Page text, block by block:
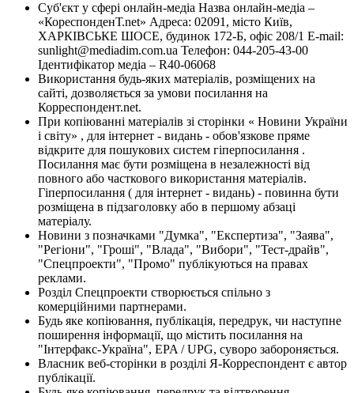
Суб'єкт у сфері онлайн-медіа Назва онлайн-медіа –
«КореспонденТ.net» Адреса: 02091, місто Київ,
ХАРКІВСЬКЕ ШОСЕ, будинок 172-Б, офіс 208/1 E-mail:
sunlight@mediadim.com.ua Телефон: 044-205-43-00
Ідентифікатор медіа – R40-06068
Використання будь-яких матеріалів, розміщених на
сайті, дозволяється за умови посилання на
Корреспондент.net.
При копіюванні матеріалів зі сторінки « Новини України
і світу» , для інтернет - видань - обов'язкове пряме
відкрите для пошукових систем гіперпосилання .
Посилання має бути розміщена в незалежності від
повного або часткового використання матеріалів.
Гіперпосилання ( для інтернет - видань) - повинна бути
розміщена в підзаголовку або в першому абзаці
матеріалу.
Новини з позначками "Думка", "Експертиза", "Заява",
"Регіони", "Гроші", "Влада", "Вибори", "Тест-драйв",
"Спецпроекти", "Промо" публікуються на правах
реклами.
Розділ Спецпроекти створюється спільно з
комерційними партнерами.
Будь яке копіювання, публікація, передрук, чи наступне
поширення інформації, що містить посилання на
"Інтерфакс-Україна", EPA / UPG, суворо забороняється.
Власник веб-сторінки в розділі Я-Корреспондент є автор
публікації.